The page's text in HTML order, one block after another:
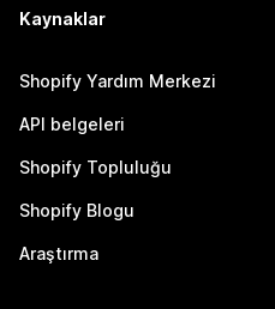
Kaynaklar
Shopify Yardım Merkezi
API belgeleri
Shopify Topluluğu
Shopify Blogu
Araştırma